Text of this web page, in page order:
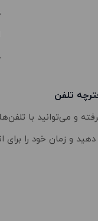
تلفن
و می‌توانید با
و زمان خود را برای